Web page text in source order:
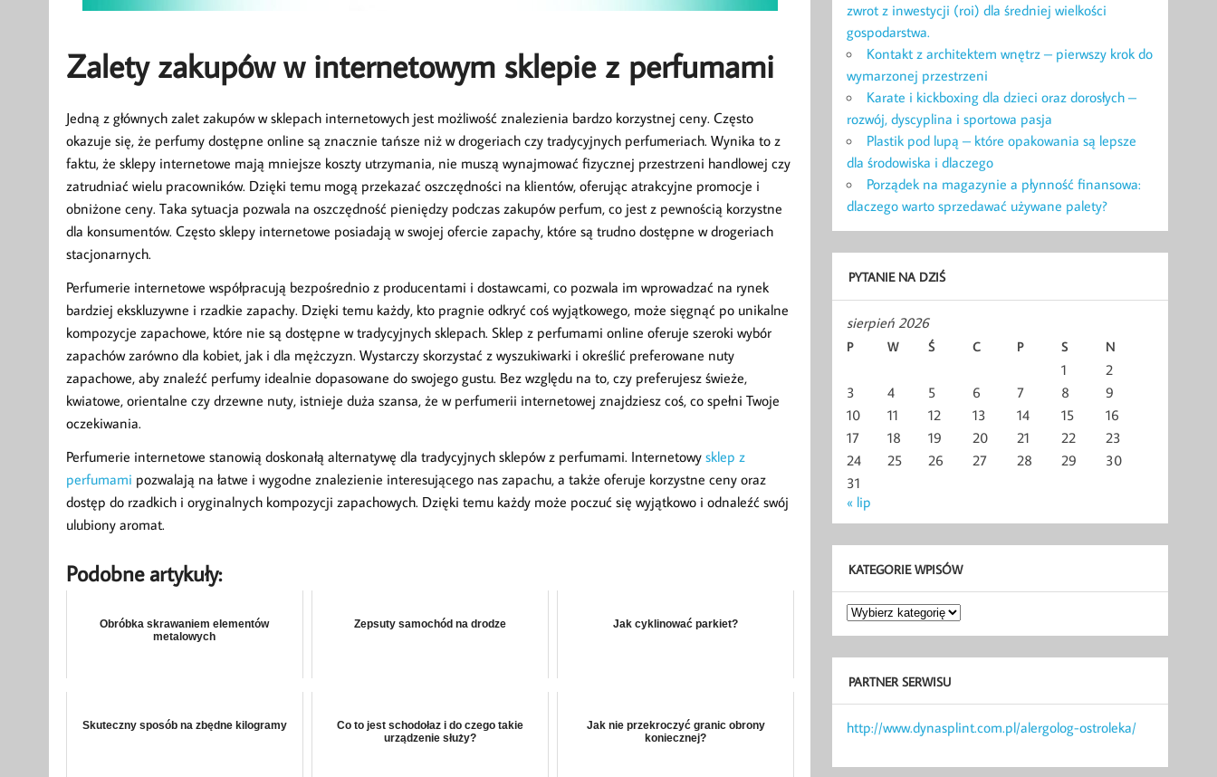
Zalety zakupów w internetowym sklepie z perfumami
Jedną z głównych zalet zakupów w sklepach internetowych jest możliwość znalezienia bardzo korzystnej ceny. Często
okazuje się, że perfumy dostępne online są znacznie tańsze niż w drogeriach czy tradycyjnych perfumeriach. Wynika to z
faktu, że sklepy internetowe mają mniejsze koszty utrzymania, nie muszą wynajmować fizycznej przestrzeni handlowej czy
zatrudniać wielu pracowników. Dzięki temu mogą przekazać oszczędności na klientów, oferując atrakcyjne promocje i
obniżone ceny. Taka sytuacja pozwala na oszczędność pieniędzy podczas zakupów perfum, co jest z pewnością korzystne
dla konsumentów. Często sklepy internetowe posiadają w swojej ofercie zapachy, które są trudno dostępne w drogeriach
stacjonarnych.
Perfumerie internetowe współpracują bezpośrednio z producentami i dostawcami, co pozwala im wprowadzać na rynek
bardziej ekskluzywne i rzadkie zapachy. Dzięki temu każdy, kto pragnie odkryć coś wyjątkowego, może sięgnąć po unikalne
kompozycje zapachowe, które nie są dostępne w tradycyjnych sklepach. Sklep z perfumami online oferuje szeroki wybór
zapachów zarówno dla kobiet, jak i dla mężczyzn. Wystarczy skorzystać z wyszukiwarki i określić preferowane nuty
zapachowe, aby znaleźć perfumy idealnie dopasowane do swojego gustu. Bez względu na to, czy preferujesz świeże,
kwiatowe, orientalne czy drzewne nuty, istnieje duża szansa, że w perfumerii internetowej znajdziesz coś, co spełni Twoje
oczekiwania.
Perfumerie internetowe stanowią doskonałą alternatywę dla tradycyjnych sklepów z perfumami. Internetowy sklep z
perfumami pozwalają na łatwe i wygodne znalezienie interesującego nas zapachu, a także oferuje korzystne ceny oraz
dostęp do rzadkich i oryginalnych kompozycji zapachowych. Dzięki temu każdy może poczuć się wyjątkowo i odnaleźć swój
ulubiony aromat.
Podobne artykuły:
Obróbka skrawaniem elementów
metalowych
Zepsuty samochód na drodze Jak cyklinować parkiet?
Skuteczny sposób na zbędne kilogramy
Co to jest schodołaz i do czego takie
urządzenie służy?
Jak nie przekroczyć granic obrony
koniecznej?
zwrot z inwestycji (roi) dla średniej wielkości
gospodarstwa.
Kontakt z architektem wnętrz – pierwszy krok do
wymarzonej przestrzeni
Karate i kickboxing dla dzieci oraz dorosłych –
rozwój, dyscyplina i sportowa pasja
Plastik pod lupą – które opakowania są lepsze
dla środowiska i dlaczego
Porządek na magazynie a płynność finansowa:
dlaczego warto sprzedawać używane palety?
PYTANIE NA DZIŚ
sierpień 2026
P W Ś C P S N
1
2
3
4 5 6 7 8
9
10
11 12 13 14 15
16
17
18 19 20 21 22
23
24
25 26 27 28 29
30
31
« lip
KATEGORIE WPISÓW
Kategorie
wpisów
PARTNER SERWISU
http://www.dynasplint.com.pl/alergolog-ostroleka/